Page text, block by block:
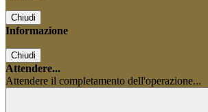
Chiudi
Informazione
Chiudi
Attendere...
Attendere il completamento dell'operazione...